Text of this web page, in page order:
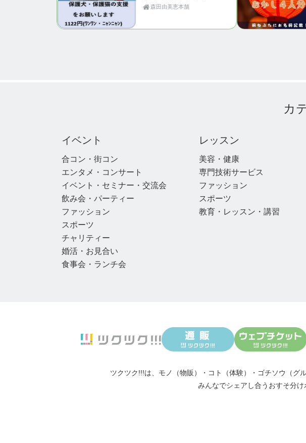
森田由美恵本舗
カ
イベント
合コン・街コン
エンタメ・コンサート
イベント・セミナー・交流会
飲み会・パーティー
ファッション
スポーツ
チャリティー
婚活・お見合い
食事会・ランチ会
レッスン
美容・健康
専門技術サービス
ファッション
スポーツ
教育・レッスン・講習
ツクツク!!!は、 モノ（物販） ・ コト（体験） ・ ゴチソウ（グル
みんなでシェアし合う おすそ分